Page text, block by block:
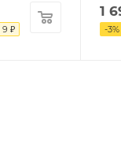
9 ₽
1
-3%